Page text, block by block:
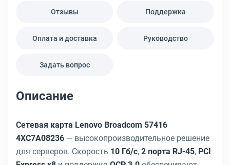
Отзывы Поддержка
Оплата и доставка Руководство
Задать вопрос
Описание
Сетевая карта Lenovo Broadcom 57416
4XC7A08236 — высокопроизводительное решение
для серверов. Скорость 10 Гб/с, 2 порта RJ-45, PCI